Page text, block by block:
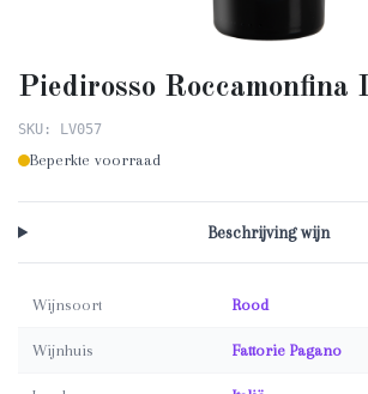
Piedirosso Roccamonfina
SKU: LV057
Beperkte voorraad
Beschrijving wijn
Wijnsoort Rood
Wijnhuis Fattorie Pagano